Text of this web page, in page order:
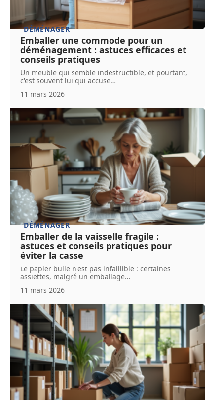
DÉMÉNAGER
Emballer une commode pour un
déménagement : astuces efficaces et
conseils pratiques
Un meuble qui semble indestructible, et pourtant,
c'est souvent lui qui accuse…
11 mars 2026
DÉMÉNAGER
Emballer de la vaisselle fragile :
astuces et conseils pratiques pour
éviter la casse
Le papier bulle n'est pas infaillible : certaines
assiettes, malgré un emballage…
11 mars 2026